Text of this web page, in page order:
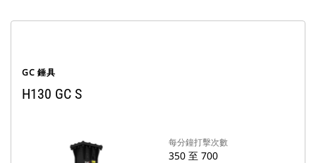
GC 錘具
H130 GC S
每分鐘打擊次數
350 至 700